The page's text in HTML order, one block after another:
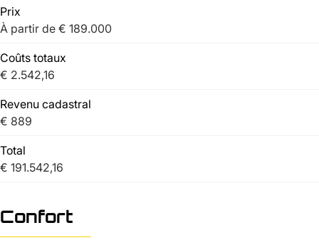
Prix
À partir de € 189.000
Coûts totaux
€ 2.542,16
Revenu cadastral
€ 889
Total
€ 191.542,16
Confort